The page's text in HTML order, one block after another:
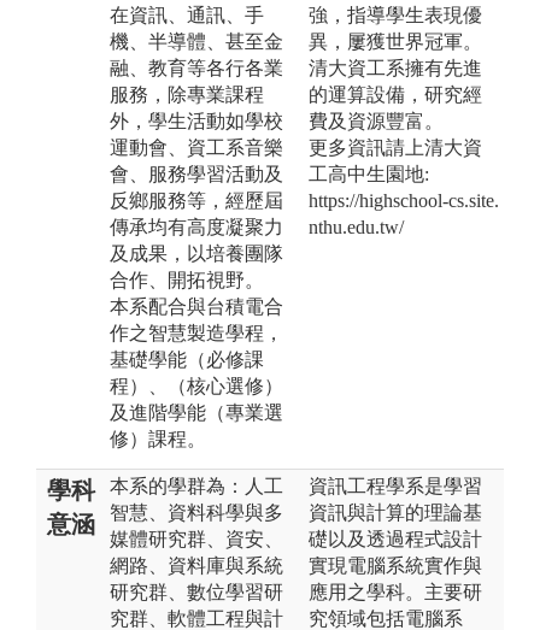
在資訊、通訊、手
機、半導體、甚至金
融、教育等各行各業
服務，除專業課程
外，學生活動如學校
運動會、資工系音樂
會、服務學習活動及
反鄉服務等，經歷屆
傳承均有高度凝聚力
及成果，以培養團隊
合作、開拓視野。
本系配合與台積電合
作之智慧製造學程，
基礎學能（必修課
程）、（核心選修）
及進階學能（專業選
修）課程。
強，指導學生表現優
異，屢獲世界冠軍。
清大資工系擁有先進
的運算設備，研究經
費及資源豐富。
更多資訊請上清大資
工高中生園地:
https://highschool-cs.site.
nthu.edu.tw/
學科
意涵
本系的學群為：人工
智慧、資料科學與多
媒體研究群、資安、
網路、資料庫與系統
研究群、數位學習研
究群、軟體工程與計
資訊工程學系是學習
資訊與計算的理論基
礎以及透過程式設計
實現電腦系統實作與
應用之學科。主要研
究領域包括電腦系